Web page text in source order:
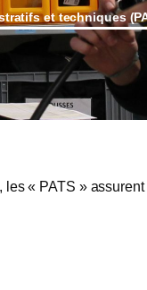
et techniques
« PATS »